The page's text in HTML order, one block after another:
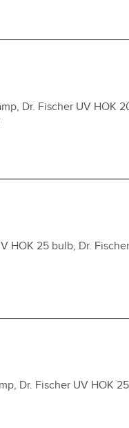
Dr. Fischer UV HOK
HOK 25 bulb, Dr.
Dr. Fischer UV HOK